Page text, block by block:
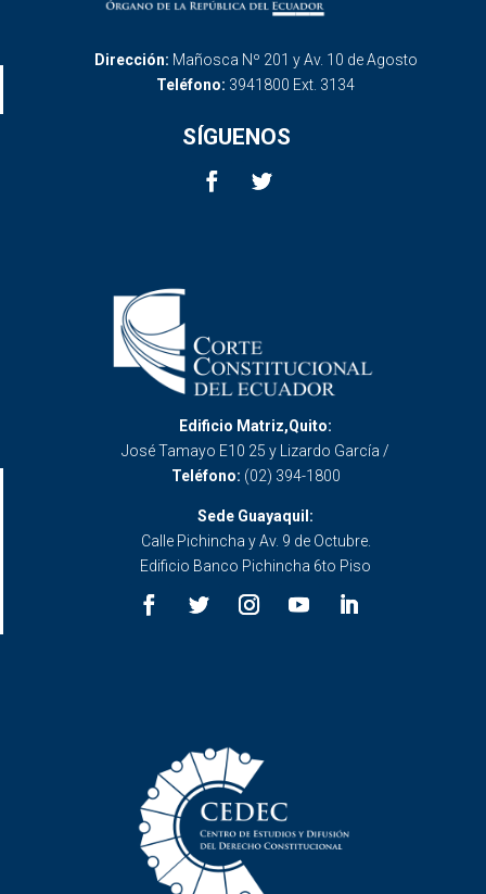
Dirección: Mañosca Nº 201 y Av. 10 de Agosto
Teléfono: 3941800 Ext. 3134
SÍGUENOS
Edificio Matriz,Quito:
José Tamayo E10 25 y Lizardo García /
Teléfono: (02) 394-1800
Sede Guayaquil:
Calle Pichincha y Av. 9 de Octubre.
Edificio Banco Pichincha 6to Piso